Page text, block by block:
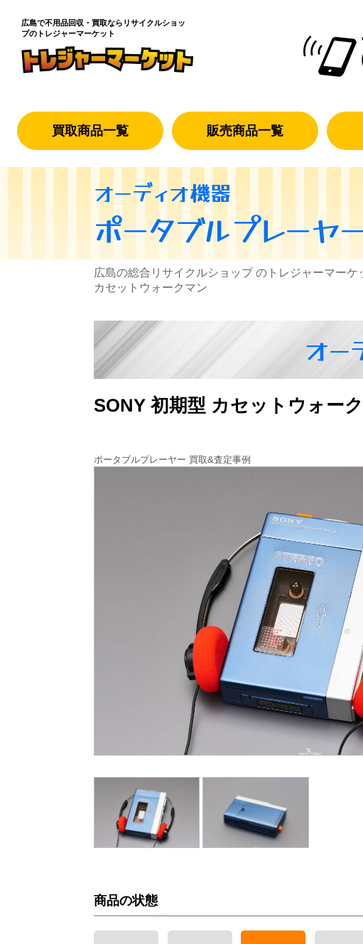
広島で不用品回収・買取なら リサイクルショッ
プのトレジャーマーケット
買取商品一覧 販売商品一覧
オーディオ機器
ポータブルプレーヤー
広島の総合リサイクルショップ のトレジャーマーケ
カセットウォークマン
オー
SONY 初期型 カセットウォー
ポータブルプレーヤー 買取&査定事例
商品の状態